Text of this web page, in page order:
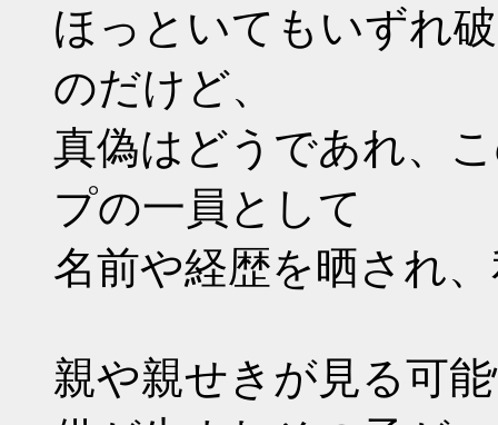
ほっといてもいずれ
のだけど、
真偽はどうであれ、
プの一員として
名前や経歴を晒され
親や親せきが見る可